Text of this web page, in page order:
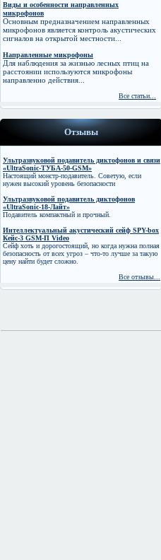
Виды и особенности направленных
микрофонов
Основным предназначением направленных
микрофонов является контроль акустических
сигналов на открытой местности...
Направленные микрофоны
Для наблюдения за жизнью лесных птиц на
расстоянии используются микрофоны
направленно действия...
Все статьи...
Отзывы
Ультразвуковой подавитель диктофонов и связи
«UltraSonic-ТУБА-50-GSM»
Настоящий монстр-подавитель. Советую, если
нужен высокий уровень безопасности
Ультразвуковой подавитель диктофонов
«UltraSonic-18-Лайт»
Подавитель компактный и прочный.
Интеллектуальный акустический сейф SPY-box
Кейс-3 GSM-П Video
Сейф хоть и дорогостоящий, но когда нужна полная
безопасность от всех угроз – что-то лучше за такую
цену найти будет сложно.
Все отзывы...